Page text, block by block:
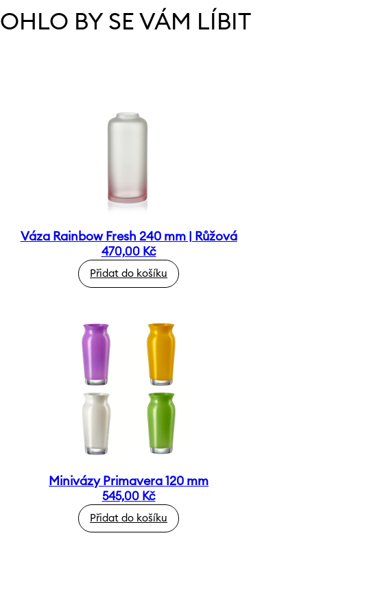
BY SE VÁM LÍBIT
Váza Rainbow Fresh 240 mm | Růžová
470,00 Kč
Přidat do košíku
Minivázy Primavera 120 mm
545,00 Kč
Přidat do košíku